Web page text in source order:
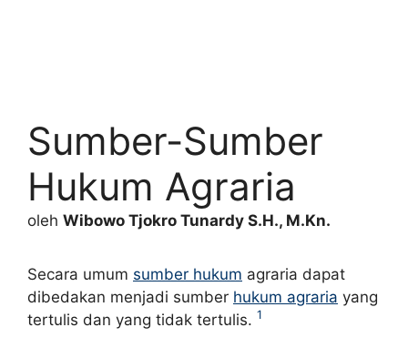
Sumber-Sumber
Hukum Agraria
oleh Wibowo Tjokro Tunardy S.H., M.Kn.
Secara umum sumber hukum agraria dapat
dibedakan menjadi sumber hukum agraria yang
tertulis dan yang tidak tertulis. 1